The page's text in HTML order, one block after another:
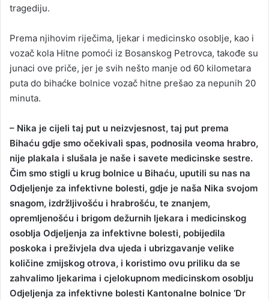
tragediju.
Prema njihovim riječima, ljekar i medicinsko osoblje, kao i
vozač kola Hitne pomoći iz Bosanskog Petrovca, takođe su
junaci ove priče, jer je svih nešto manje od 60 kilometara
puta do bihaćke bolnice vozač hitne prešao za nepunih 20
minuta.
– Nika je cijeli taj put u neizvjesnost, taj put prema
Bihaću gdje smo očekivali spas, podnosila veoma hrabro,
nije plakala i slušala je naše i savete medicinske sestre.
Čim smo stigli u krug bolnice u Bihaću, uputili su nas na
Odjeljenje za infektivne bolesti, gdje je naša Nika svojom
snagom, izdržljivošću i hrabrošću, te znanjem,
opremljenošću i brigom dežurnih ljekara i medicinskog
osoblja Odjeljenja za infektivne bolesti, pobijedila
poskoka i preživjela dva ujeda i ubrizgavanje velike
količine zmijskog otrova, i koristimo ovu priliku da se
zahvalimo ljekarima i cjelokupnom medicinskom osoblju
Odjeljenja za infektivne bolesti Kantonalne bolnice ‘Dr